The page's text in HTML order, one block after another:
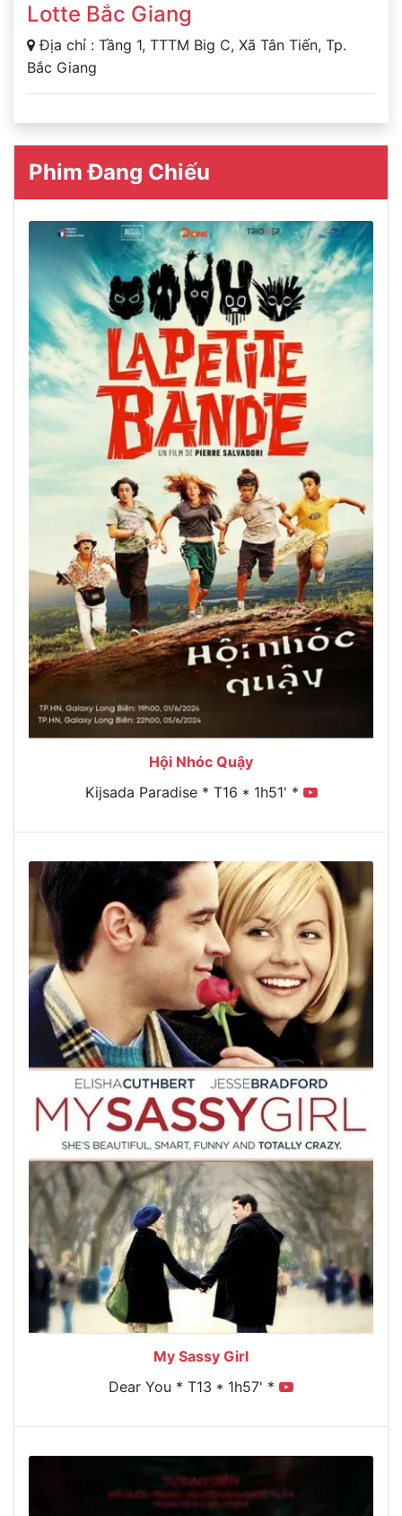
Lotte Bắc Giang
Địa chỉ : Tầng 1, TTTM Big C, Xã Tân Tiến, Tp.
Bắc Giang
Phim Đang Chiếu
Hội Nhóc Quậy
Kijsada Paradise * T16 * 1h51' *
My Sassy Girl
Dear You * T13 * 1h57' *